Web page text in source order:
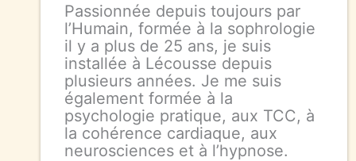
Passionnée depuis toujours par
l’Humain, formée à la sophrologie
il y a plus de 25 ans, je suis
installée à Lécousse depuis
plusieurs années. Je me suis
également formée à la
psychologie pratique, aux TCC, à
la cohérence cardiaque, aux
neurosciences et à l’hypnose.